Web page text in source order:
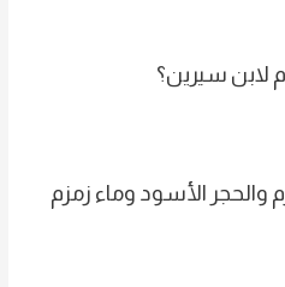
لابن سيرين؟
والحجر الأسود وماء زمزم